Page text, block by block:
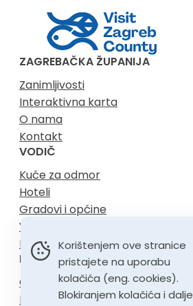
ZAGREBAČKA ŽUPANIJA
Zanimljivosti
Interaktivna karta
O nama
Kontakt
VODIČ
Kuće za odmor
Hoteli
Gradovi i općine
Vinske ceste
Dvorci
DOŽIVITE
Gastronomija
Digitalni nomadi
Korištenjem ove stranice
pristajete na uporabu
kolačića (eng. cookies).
Blokiranjem kolačića i dalje